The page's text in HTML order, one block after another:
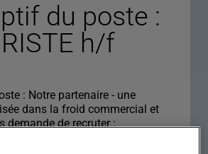
du poste :
h/f
: Notre partenaire - une
dans la froid commercial et
demande de recruter :